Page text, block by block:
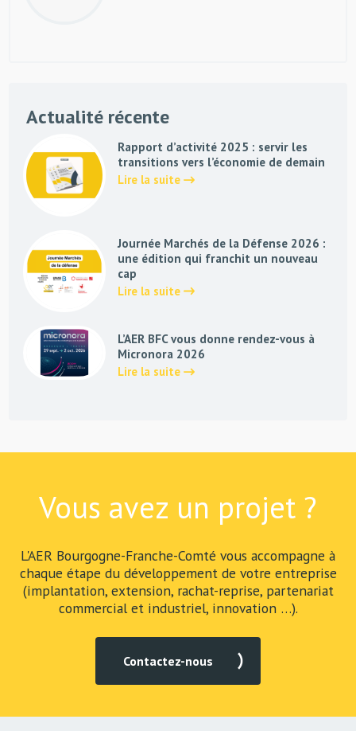
Actualité récente
Rapport d’activité 2025 : servir les
transitions vers l’économie de demain
Lire la suite
Journée Marchés de la Défense 2026 :
une édition qui franchit un nouveau
cap
Lire la suite
L’AER BFC vous donne rendez-vous à
Micronora 2026
Lire la suite
Vous avez un projet ?
L'AER Bourgogne-Franche-Comté vous accompagne à
chaque étape du développement de votre entreprise
(implantation, extension, rachat-reprise, partenariat
commercial et industriel, innovation …).
Contactez-nous